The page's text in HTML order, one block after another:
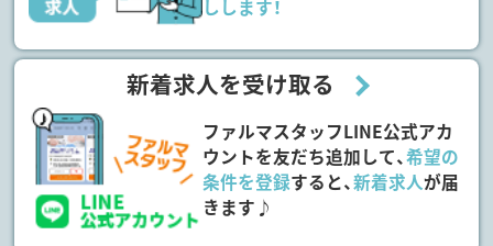
しします！
新着求人を受け取る
ファルマスタッフLINE公式アカ
ウントを友だち追加して、希望の
条件を登録すると、新着求人が届
きます♪